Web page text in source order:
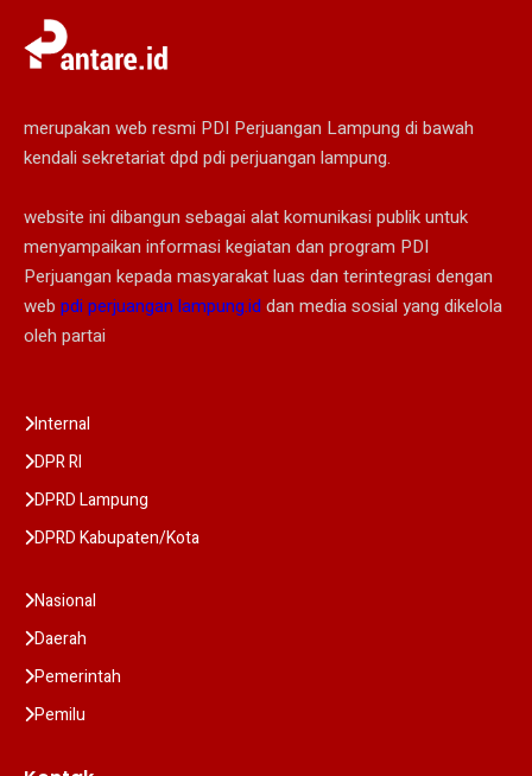
merupakan web resmi PDI Perjuangan Lampung di bawah
kendali sekretariat dpd pdi perjuangan lampung.
website ini dibangun sebagai alat komunikasi publik untuk
menyampaikan informasi kegiatan dan program PDI
Perjuangan kepada masyarakat luas dan terintegrasi dengan
web pdi perjuangan lampung.id dan media sosial yang dikelola
oleh partai
Internal
DPR RI
DPRD Lampung
DPRD Kabupaten/Kota
Nasional
Daerah
Pemerintah
Pemilu